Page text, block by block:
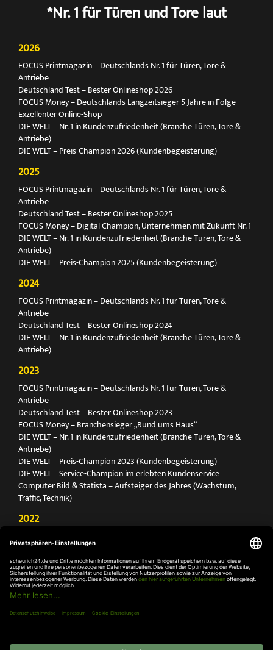
*Nr. 1 für Türen und Tore laut
2026
FOCUS Printmagazin – Deutschlands Nr. 1 für Türen, Tore &
Antriebe
Deutschland Test – Bester Onlineshop 2026
FOCUS Money – Deutschlands Langzeitsieger 5 Jahre in Folge
Exzellenter Online-Shop
DIE WELT – Nr. 1 in Kundenzufriedenheit (Branche Türen, Tore &
Antriebe)
DIE WELT – Preis-Champion 2026 (Kundenbegeisterung)
2025
FOCUS Printmagazin – Deutschlands Nr. 1 für Türen, Tore &
Antriebe
Deutschland Test – Bester Onlineshop 2025
FOCUS Money – Digital Champion, Unternehmen mit Zukunft Nr. 1
DIE WELT – Nr. 1 in Kundenzufriedenheit (Branche Türen, Tore &
Antriebe)
DIE WELT – Preis-Champion 2025 (Kundenbegeisterung)
2024
FOCUS Printmagazin – Deutschlands Nr. 1 für Türen, Tore &
Antriebe
Deutschland Test – Bester Onlineshop 2024
DIE WELT – Nr. 1 in Kundenzufriedenheit (Branche Türen, Tore &
Antriebe)
2023
FOCUS Printmagazin – Deutschlands Nr. 1 für Türen, Tore &
Antriebe
Deutschland Test – Bester Onlineshop 2023
FOCUS Money – Branchensieger „Rund ums Haus“
DIE WELT – Nr. 1 in Kundenzufriedenheit (Branche Türen, Tore &
Antriebe)
DIE WELT – Preis-Champion 2023 (Kundenbegeisterung)
DIE WELT – Service-Champion im erlebten Kundenservice
Computer Bild & Statista – Aufsteiger des Jahres (Wachstum,
Traffic, Technik)
2022
Antriebe
Deutschland Test – Bester Onlineshop 2022
FOCUS Money – Branchensieger „Rund ums Haus“
DIE WELT – Service-Champion im erlebten Kundenservice
DIE WELT – Branchengewinner Gold-Rang (Türen, Tore & Antriebe)